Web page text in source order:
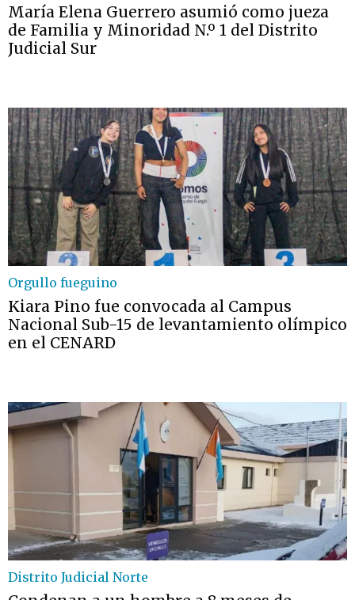
María Elena Guerrero asumió como jueza
de Familia y Minoridad N.º 1 del Distrito
Judicial Sur
Orgullo fueguino
Kiara Pino fue convocada al Campus
Nacional Sub-15 de levantamiento olímpico
en el CENARD
Distrito Judicial Norte